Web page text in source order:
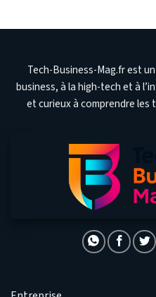
Tech-Business-Mag.fr est
business, à la high-tech et à
et curieux à comprendre les